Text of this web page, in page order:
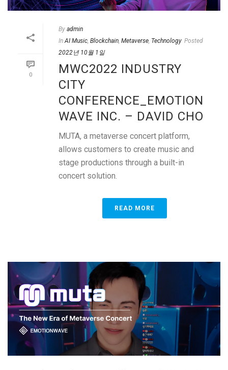
0
By admin
In AI Music, Blockchain, Metaverse, Technology Posted
2022년 10월 1일
MWC2022 INDUSTRY
CITY
CONFERENCE_EMOTION
WAVE INC. – DAVID CHO
MUTA, a metaverse concert platform,
allows customers to create music and
stage productions through a built-in
concert solution.
READ MORE